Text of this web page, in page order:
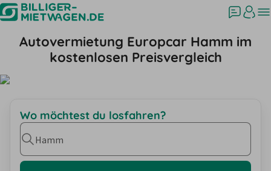
Autovermietung Europcar Hamm im
kostenlosen Preisvergleich
Wo möchtest du losfahren?
Hamm